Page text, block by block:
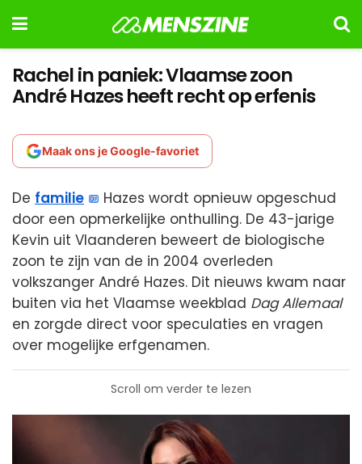
Rachel in paniek: Vlaamse zoon
André Hazes heeft recht op erfenis
Maak ons je Google-favoriet
De familie
Hazes wordt opnieuw opgeschud
door een opmerkelijke onthulling. De 43-jarige
Kevin uit Vlaanderen beweert de biologische
zoon te zijn van de in 2004 overleden
volkszanger André Hazes. Dit nieuws kwam naar
buiten via het Vlaamse weekblad Dag Allemaal
en zorgde direct voor speculaties en vragen
over mogelijke erfgenamen.
Scroll om verder te lezen